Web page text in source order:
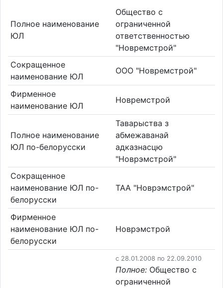
Полное наименование
ЮЛ
Общество с
ограниченной
ответственностью
"Новремстрой"
Сокращенное
наименование ЮЛ
ООО "Новремстрой"
Фирменное
наименование ЮЛ
Новремстрой
Полное наименование
ЮЛ по-белорусски
Таварыства з
абмежаванай
адказнасцю
"Новрэмстрой"
Сокращенное
наименование ЮЛ по-
белорусски
ТАА "Новрэмстрой"
Фирменное
наименование ЮЛ по-
белорусски
Новрэмстрой
c 28.01.2008 по 22.09.2010
Полное: Общество с
ограниченной